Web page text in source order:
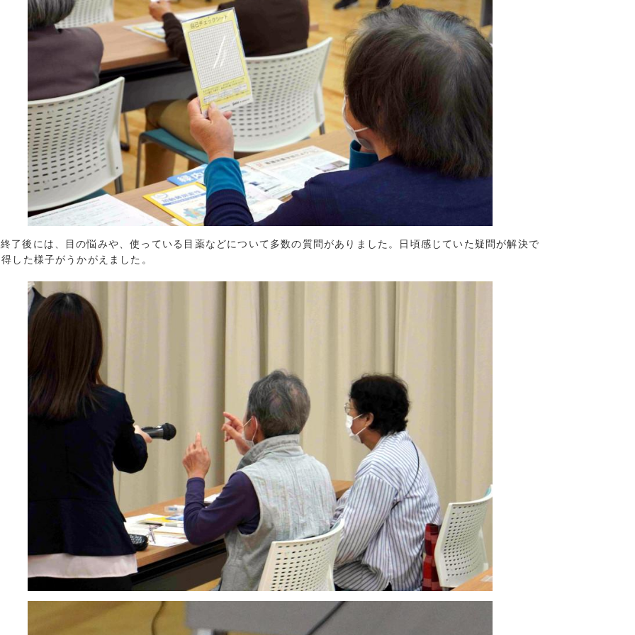
2018年9月 (3)
2018年8月 (8)
2018年7月 (10)
2018年6月 (3)
了後には、目の悩みや、使っている目薬などについて多数の質問がありました。日頃感じていた疑問が解決で
した様子がうかがえました。